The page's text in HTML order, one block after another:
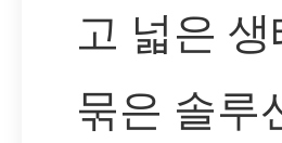
고 넓은
묶은 솔루